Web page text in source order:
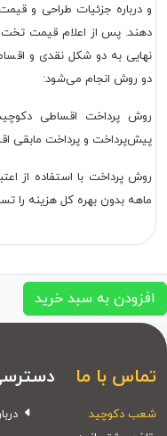
و درباره جزئیات طراحی و
نهایی به دو شکل نقدی و
دو روش انجام می‌شود:
پیش‌پرداخت و پرداخت مابقی اقساط در 6، 10 و 24 ماه
ماهه بدون بهره کل هزینه را
افزودن به سبد خرید
تماس با ما
شعب دکوچید